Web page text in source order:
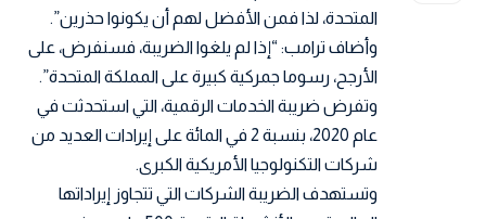
المتحدة، لذا فمن الأفضل لهم أن يكونوا حذرين”.
وأضاف ترامب: “إذا لم يلغوا الضريبة، فسنفرض، على
الأرجح، رسوما جمركية كبيرة على المملكة المتحدة”.
وتفرض ضريبة الخدمات الرقمية، التي استحدثت في
عام 2020، بنسبة 2 في المائة على إيرادات العديد من
شركات التكنولوجيا الأمريكية الكبرى.
وتستهدف الضريبة الشركات التي تتجاوز إيراداتها